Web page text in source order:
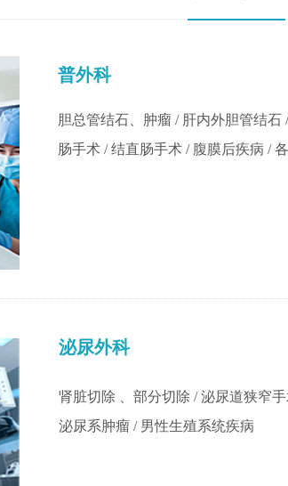
普外科
胆总管结石、肿瘤 / 肝内外胆管结
肠手术 / 结直肠手术 / 腹膜后疾病 /
泌尿外科
肾脏切除 、部分切除 / 泌尿道狭窄
泌尿系肿瘤 / 男性生殖系统疾病